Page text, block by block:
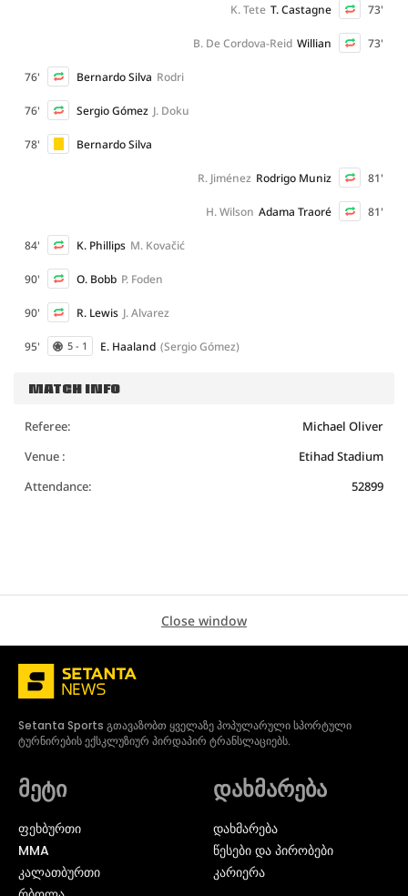
73'
T. Castagne
K. Tete
73'
Willian
B. De Cordova-Reid
76' Bernardo Silva Rodri
76' Sergio Gómez J. Doku
78' Bernardo Silva
81'
Rodrigo Muniz
R. Jiménez
81'
Adama Traoré
H. Wilson
84' K. Phillips M. Kovačić
90' O. Bobb P. Foden
90' R. Lewis J. Alvarez
95' 5 - 1 E. Haaland (Sergio Gómez)
MATCH INFO
Referee:
Michael Oliver
Venue :
Etihad Stadium
Attendance:
52899
Close window
Setanta Sports გთავაზობთ ყველაზე პოპულარული სპორტული
ტურნირების ექსკლუზიურ პირდაპირ ტრანსლაციებს.
მეტი
ᲤᲔᲮᲑᲣᲠᲗᲘ
MMA
ᲙᲐᲚᲐᲗᲑᲣᲠᲗᲘ
დახმარება
დახმარება
წესები და პირობები
კარიერა